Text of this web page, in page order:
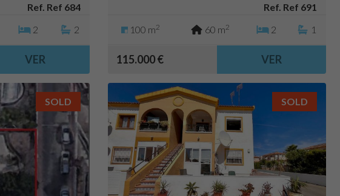
Ref. Ref 684
2 2
VER
Ref. Ref 691
100 m2 60 m2 2 1
115.000 € VER
SOLD SOLD